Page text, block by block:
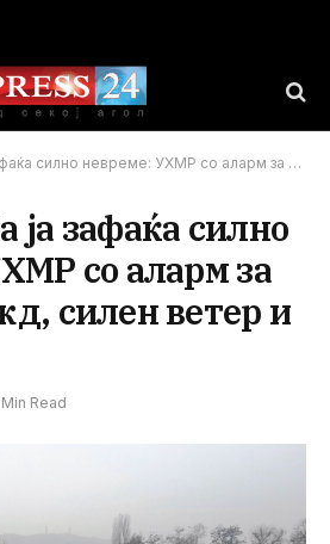
невреме: УХМР со аларм за пороен дожд, силен ветер и град
ја зафаќа силно
со аларм за
силен ветер и
Min Read